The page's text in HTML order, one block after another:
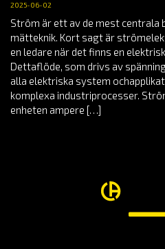
2025-06-02
Ström är ett av de mest centrala
mätteknik. Kort sagt är
en ledare när det finns en
Dettaflöde, som drivs av
alla elektriska system
komplexa industriprocesser.
enheten ampere […]